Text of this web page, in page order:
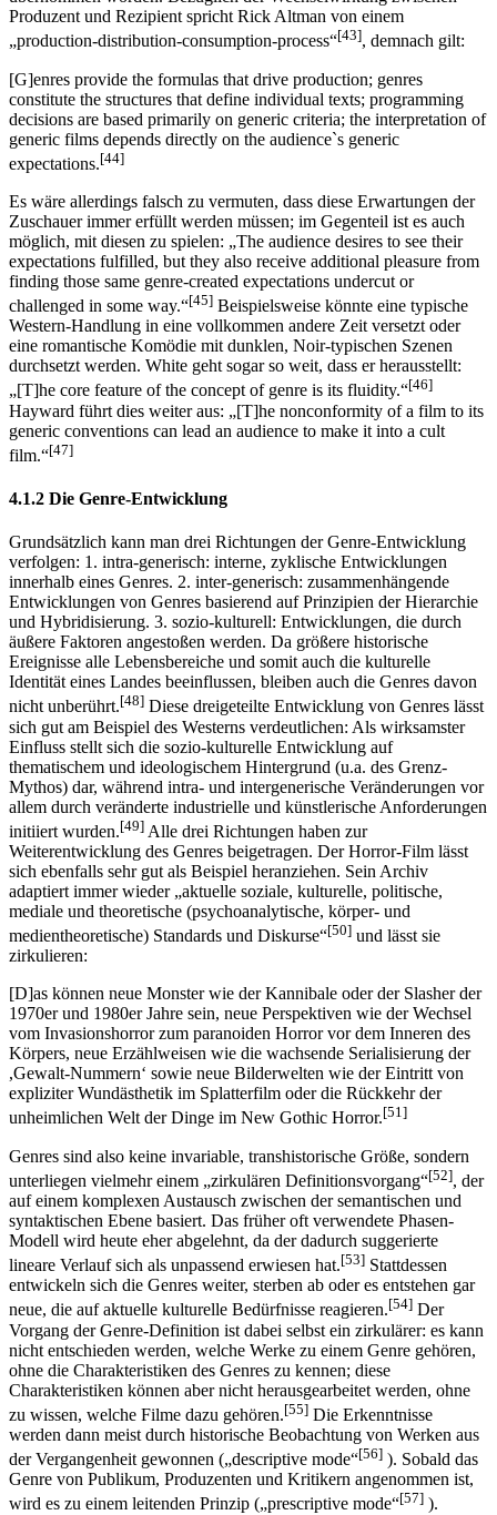
Produzent und Rezipient spricht Rick Altman von einem
„production-distribution-consumption-process“[43], demnach gilt:
[G]enres provide the formulas that drive production; genres
constitute the structures that define individual texts; programming
decisions are based primarily on generic criteria; the interpretation of
generic films depends directly on the audience`s generic
expectations.[44]
Es wäre allerdings falsch zu vermuten, dass diese Erwartungen der
Zuschauer immer erfüllt werden müssen; im Gegenteil ist es auch
möglich, mit diesen zu spielen: „The audience desires to see their
expectations fulfilled, but they also receive additional pleasure from
finding those same genre-created expectations undercut or
challenged in some way.“[45] Beispielsweise könnte eine typische
Western-Handlung in eine vollkommen andere Zeit versetzt oder
eine romantische Komödie mit dunklen, Noir-typischen Szenen
durchsetzt werden. White geht sogar so weit, dass er herausstellt:
„[T]he core feature of the concept of genre is its fluidity.“[46]
Hayward führt dies weiter aus: „[T]he nonconformity of a film to its
generic conventions can lead an audience to make it into a cult
film.“[47]
4.1.2 Die Genre-Entwicklung
Grundsätzlich kann man drei Richtungen der Genre-Entwicklung
verfolgen: 1. intra-generisch: interne, zyklische Entwicklungen
innerhalb eines Genres. 2. inter-generisch: zusammenhängende
Entwicklungen von Genres basierend auf Prinzipien der Hierarchie
und Hybridisierung. 3. sozio-kulturell: Entwicklungen, die durch
äußere Faktoren angestoßen werden. Da größere historische
Ereignisse alle Lebensbereiche und somit auch die kulturelle
Identität eines Landes beeinflussen, bleiben auch die Genres davon
nicht unberührt.[48] Diese dreigeteilte Entwicklung von Genres lässt
sich gut am Beispiel des Westerns verdeutlichen: Als wirksamster
Einfluss stellt sich die sozio-kulturelle Entwicklung auf
thematischem und ideologischem Hintergrund (u.a. des Grenz-
Mythos) dar, während intra- und intergenerische Veränderungen vor
allem durch veränderte industrielle und künstlerische Anforderungen
initiiert wurden.[49] Alle drei Richtungen haben zur
Weiterentwicklung des Genres beigetragen. Der Horror-Film lässt
sich ebenfalls sehr gut als Beispiel heranziehen. Sein Archiv
adaptiert immer wieder „aktuelle soziale, kulturelle, politische,
mediale und theoretische (psychoanalytische, körper- und
medientheoretische) Standards und Diskurse“[50] und lässt sie
zirkulieren:
[D]as können neue Monster wie der Kannibale oder der Slasher der
1970er und 1980er Jahre sein, neue Perspektiven wie der Wechsel
vom Invasionshorror zum paranoiden Horror vor dem Inneren des
Körpers, neue Erzählweisen wie die wachsende Serialisierung der
,Gewalt-Nummern‘ sowie neue Bilderwelten wie der Eintritt von
expliziter Wundästhetik im Splatterfilm oder die Rückkehr der
unheimlichen Welt der Dinge im New Gothic Horror.[51]
Genres sind also keine invariable, transhistorische Größe, sondern
unterliegen vielmehr einem „zirkulären Definitionsvorgang“[52], der
auf einem komplexen Austausch zwischen der semantischen und
syntaktischen Ebene basiert. Das früher oft verwendete Phasen-
Modell wird heute eher abgelehnt, da der dadurch suggerierte
lineare Verlauf sich als unpassend erwiesen hat.[53] Stattdessen
entwickeln sich die Genres weiter, sterben ab oder es entstehen gar
neue, die auf aktuelle kulturelle Bedürfnisse reagieren.[54] Der
Vorgang der Genre-Definition ist dabei selbst ein zirkulärer: es kann
nicht entschieden werden, welche Werke zu einem Genre gehören,
ohne die Charakteristiken des Genres zu kennen; diese
Charakteristiken können aber nicht herausgearbeitet werden, ohne
zu wissen, welche Filme dazu gehören.[55] Die Erkenntnisse
werden dann meist durch historische Beobachtung von Werken aus
der Vergangenheit gewonnen („descriptive mode“[56] ). Sobald das
Genre von Publikum, Produzenten und Kritikern angenommen ist,
wird es zu einem leitenden Prinzip („prescriptive mode“[57] ).